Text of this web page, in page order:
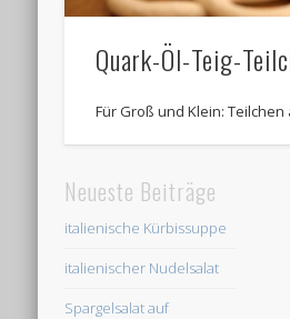
Quark-Öl-Teig-
Für Groß und Klein:
Neueste Beiträge
italienische Kürbissuppe
italienischer Nudelsalat
Spargelsalat auf